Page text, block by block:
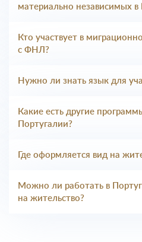
материально независимых в
календарных дней.
Кто участвует в
с ФНЛ?
официальные и гражданские
несовершеннолетние дети;
несовершеннолетние сестры
пребывающие на иждивении
Нужно ли знать язык для
оформления ПМЖ. Для
требование не предъявляется.
Какие есть другие
Португалии?
иммиграции: бизнес,
«стартапа», воссоединение
Где оформляется вид на
консульство республики на
выдают по приезде в
Можно ли работать в
на жительство?